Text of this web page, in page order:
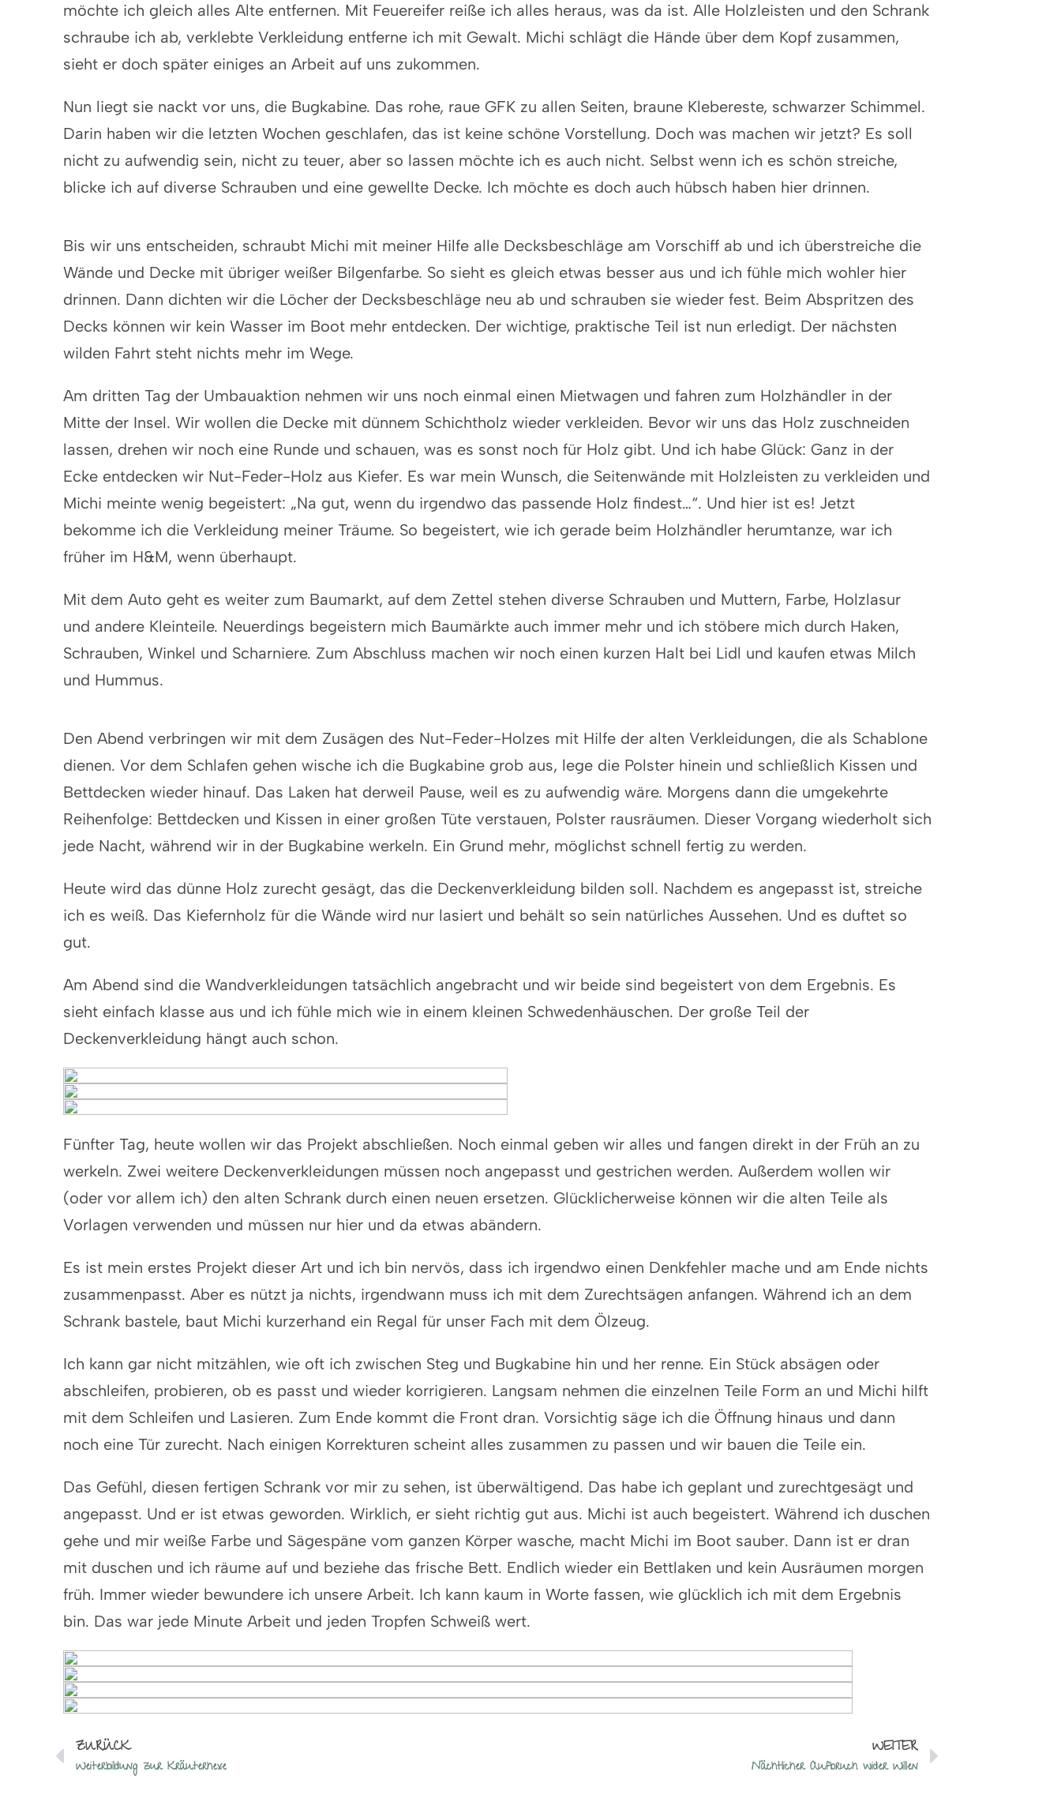
möchte ich gleich alles Alte entfernen. Mit Feuereifer reiße ich alles heraus, was da ist. Alle Holzleisten und den Schrank
schraube ich ab, verklebte Verkleidung entferne ich mit Gewalt. Michi schlägt die Hände über dem Kopf zusammen,
sieht er doch später einiges an Arbeit auf uns zukommen.
Nun liegt sie nackt vor uns, die Bugkabine. Das rohe, raue GFK zu allen Seiten, braune Klebereste, schwarzer Schimmel.
Darin haben wir die letzten Wochen geschlafen, das ist keine schöne Vorstellung. Doch was machen wir jetzt? Es soll
nicht zu aufwendig sein, nicht zu teuer, aber so lassen möchte ich es auch nicht. Selbst wenn ich es schön streiche,
blicke ich auf diverse Schrauben und eine gewellte Decke. Ich möchte es doch auch hübsch haben hier drinnen.
Bis wir uns entscheiden, schraubt Michi mit meiner Hilfe alle Decksbeschläge am Vorschiff ab und ich überstreiche die
Wände und Decke mit übriger weißer Bilgenfarbe. So sieht es gleich etwas besser aus und ich fühle mich wohler hier
drinnen. Dann dichten wir die Löcher der Decksbeschläge neu ab und schrauben sie wieder fest. Beim Abspritzen des
Decks können wir kein Wasser im Boot mehr entdecken. Der wichtige, praktische Teil ist nun erledigt. Der nächsten
wilden Fahrt steht nichts mehr im Wege.
Am dritten Tag der Umbauaktion nehmen wir uns noch einmal einen Mietwagen und fahren zum Holzhändler in der
Mitte der Insel. Wir wollen die Decke mit dünnem Schichtholz wieder verkleiden. Bevor wir uns das Holz zuschneiden
lassen, drehen wir noch eine Runde und schauen, was es sonst noch für Holz gibt. Und ich habe Glück: Ganz in der
Ecke entdecken wir Nut-Feder-Holz aus Kiefer. Es war mein Wunsch, die Seitenwände mit Holzleisten zu verkleiden und
Michi meinte wenig begeistert: „Na gut, wenn du irgendwo das passende Holz findest…“. Und hier ist es! Jetzt
bekomme ich die Verkleidung meiner Träume. So begeistert, wie ich gerade beim Holzhändler herumtanze, war ich
früher im H&M, wenn überhaupt.
Mit dem Auto geht es weiter zum Baumarkt, auf dem Zettel stehen diverse Schrauben und Muttern, Farbe, Holzlasur
und andere Kleinteile. Neuerdings begeistern mich Baumärkte auch immer mehr und ich stöbere mich durch Haken,
Schrauben, Winkel und Scharniere. Zum Abschluss machen wir noch einen kurzen Halt bei Lidl und kaufen etwas Milch
und Hummus.
Den Abend verbringen wir mit dem Zusägen des Nut-Feder-Holzes mit Hilfe der alten Verkleidungen, die als Schablone
dienen. Vor dem Schlafen gehen wische ich die Bugkabine grob aus, lege die Polster hinein und schließlich Kissen und
Bettdecken wieder hinauf. Das Laken hat derweil Pause, weil es zu aufwendig wäre. Morgens dann die umgekehrte
Reihenfolge: Bettdecken und Kissen in einer großen Tüte verstauen, Polster rausräumen. Dieser Vorgang wiederholt sich
jede Nacht, während wir in der Bugkabine werkeln. Ein Grund mehr, möglichst schnell fertig zu werden.
Heute wird das dünne Holz zurecht gesägt, das die Deckenverkleidung bilden soll. Nachdem es angepasst ist, streiche
ich es weiß. Das Kiefernholz für die Wände wird nur lasiert und behält so sein natürliches Aussehen. Und es duftet so
gut.
Am Abend sind die Wandverkleidungen tatsächlich angebracht und wir beide sind begeistert von dem Ergebnis. Es
sieht einfach klasse aus und ich fühle mich wie in einem kleinen Schwedenhäuschen. Der große Teil der
Deckenverkleidung hängt auch schon.
Fünfter Tag, heute wollen wir das Projekt abschließen. Noch einmal geben wir alles und fangen direkt in der Früh an zu
werkeln. Zwei weitere Deckenverkleidungen müssen noch angepasst und gestrichen werden. Außerdem wollen wir
(oder vor allem ich) den alten Schrank durch einen neuen ersetzen. Glücklicherweise können wir die alten Teile als
Vorlagen verwenden und müssen nur hier und da etwas abändern.
Es ist mein erstes Projekt dieser Art und ich bin nervös, dass ich irgendwo einen Denkfehler mache und am Ende nichts
zusammenpasst. Aber es nützt ja nichts, irgendwann muss ich mit dem Zurechtsägen anfangen. Während ich an dem
Schrank bastele, baut Michi kurzerhand ein Regal für unser Fach mit dem Ölzeug.
Ich kann gar nicht mitzählen, wie oft ich zwischen Steg und Bugkabine hin und her renne. Ein Stück absägen oder
abschleifen, probieren, ob es passt und wieder korrigieren. Langsam nehmen die einzelnen Teile Form an und Michi hilft
mit dem Schleifen und Lasieren. Zum Ende kommt die Front dran. Vorsichtig säge ich die Öffnung hinaus und dann
noch eine Tür zurecht. Nach einigen Korrekturen scheint alles zusammen zu passen und wir bauen die Teile ein.
Das Gefühl, diesen fertigen Schrank vor mir zu sehen, ist überwältigend. Das habe ich geplant und zurechtgesägt und
angepasst. Und er ist etwas geworden. Wirklich, er sieht richtig gut aus. Michi ist auch begeistert. Während ich duschen
gehe und mir weiße Farbe und Sägespäne vom ganzen Körper wasche, macht Michi im Boot sauber. Dann ist er dran
mit duschen und ich räume auf und beziehe das frische Bett. Endlich wieder ein Bettlaken und kein Ausräumen morgen
früh. Immer wieder bewundere ich unsere Arbeit. Ich kann kaum in Worte fassen, wie glücklich ich mit dem Ergebnis
bin. Das war jede Minute Arbeit und jeden Tropfen Schweiß wert.
ZURÜCK
Weiterbildung zur Kräuterhexe
WEITER
Nächtlicher Aufbruch wider Willen